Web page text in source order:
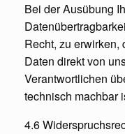
Bei der Ausübung
Recht, zu
Daten direkt von
Verantwortlichen
technisch machbar
4.6